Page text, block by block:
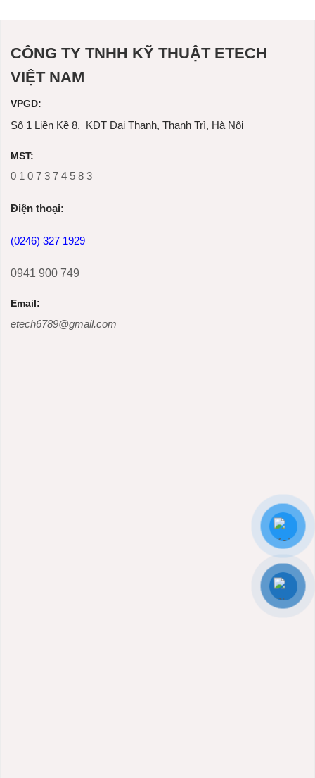
CÔNG TY TNHH KỸ THUẬT ETECH
VIỆT NAM
VPGD:
Số 1 Liền Kề 8, KĐT Đại Thanh, Thanh Trì, Hà Nội
MST:
0 1 0 7 3 7 4 5 8 3
Ðiện thoại:
(0246) 327 1929
0941 900 749
Email:
etech6789@gmail.com